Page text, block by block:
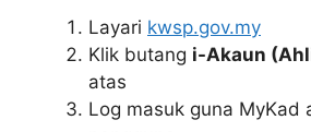
Layari kwsp.gov.my
Klik butang i-Akaun
atas
Log masuk guna MyKad